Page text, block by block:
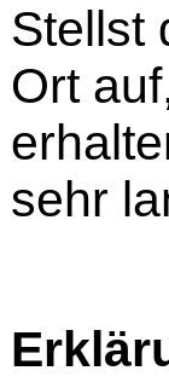
Stellst
Ort
sehr